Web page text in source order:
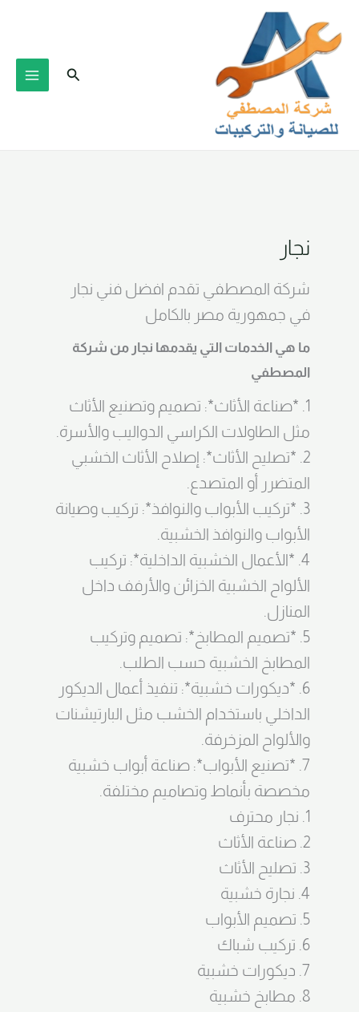
المحتوى
البحث
نجار
شركة المصطفي تقدم افضل فني نجار
في جمهورية مصر بالكامل
ما هي الخدمات التي يقدمها نجار من شركة
المصطفي
1. *صناعة الأثاث*: تصميم وتصنيع الأثاث
مثل الطاولات الكراسي الدواليب والأسرة.
2. *تصليح الأثاث*: إصلاح الأثاث الخشبي
المتضرر أو المتصدع.
3. *تركيب الأبواب والنوافذ*: تركيب وصيانة
الأبواب والنوافذ الخشبية.
4. *الأعمال الخشبية الداخلية*: تركيب
الألواح الخشبية الخزائن والأرفف داخل
المنازل.
5. *تصميم المطابخ*: تصميم وتركيب
المطابخ الخشبية حسب الطلب.
6. *ديكورات خشبية*: تنفيذ أعمال الديكور
الداخلي باستخدام الخشب مثل البارتيشنات
والألواح المزخرفة.
7. *تصنيع الأبواب*: صناعة أبواب خشبية
مخصصة بأنماط وتصاميم مختلفة.
1. نجار محترف
2. صناعة الأثاث
3. تصليح الأثاث
4. نجارة خشبية
5. تصميم الأبواب
6. تركيب شباك
7. ديكورات خشبية
8. مطابخ خشبية